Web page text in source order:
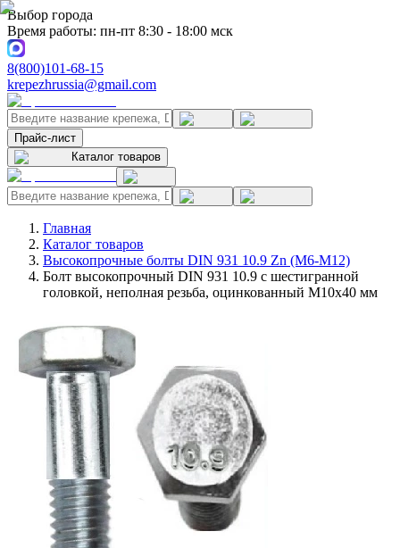
Выбор города
Время работы: пн-пт 8:30 - 18:00 мск
8(800)101-68-15
krepezhrussia@gmail.com
Прайс-лист
Каталог товаров
Главная
Каталог товаров
Высокопрочные болты DIN 931 10.9 Zn (M6-M12)
Болт высокопрочный DIN 931 10.9 с шестигранной
головкой, неполная резьба, оцинкованный M10x40 мм